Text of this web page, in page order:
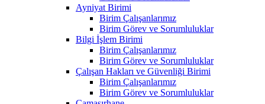
Ayniyat Birimi
Birim Çalışanlarımız
Birim Görev ve Sorumluluklar
Bilgi İşlem Birimi
Birim Çalışanlarımız
Birim Görev ve Sorumluluklar
Çalışan Hakları ve Güvenliği Birimi
Birim Çalışanlarımız
Birim Görev ve Sorumluluklar